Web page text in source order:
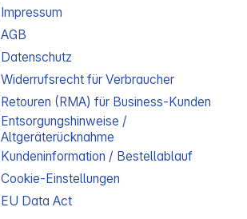
Impressum
AGB
Datenschutz
Widerrufsrecht für Verbraucher
Retouren (RMA) für Business-Kunden
Entsorgungshinweise /
Altgeräterücknahme
Kundeninformation / Bestellablauf
Cookie-Einstellungen
EU Data Act